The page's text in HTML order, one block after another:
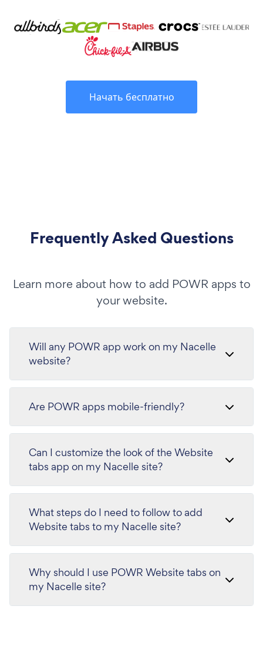
Начать бесплатно
Frequently Asked Questions
Learn more about how to add POWR apps to
your website.
Will any POWR app work on my Nacelle
website?
Are POWR apps mobile-friendly?
Can I customize the look of the Website
tabs app on my Nacelle site?
What steps do I need to follow to add
Website tabs to my Nacelle site?
Why should I use POWR Website tabs on
my Nacelle site?